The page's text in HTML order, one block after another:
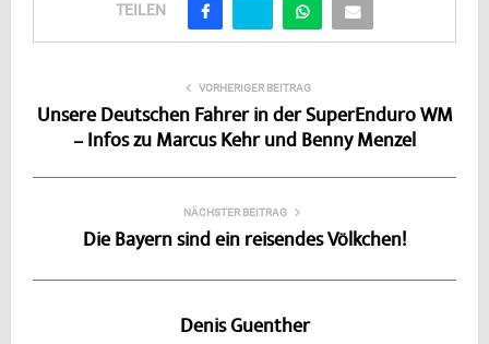
TEILEN
VORHERIGER BEITRAG
Unsere Deutschen Fahrer in der SuperEnduro WM
– Infos zu Marcus Kehr und Benny Menzel
NÄCHSTER BEITRAG
Die Bayern sind ein reisendes Völkchen!
Denis Guenther